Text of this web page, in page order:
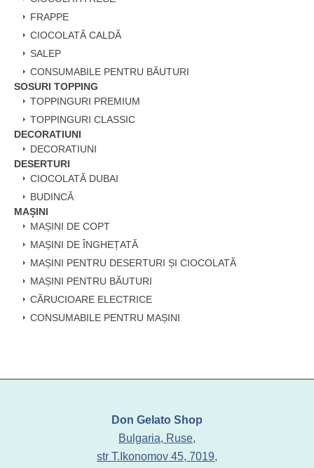
FRAPPE
CIOCOLATĂ CALDĂ
SALEP
CONSUMABILE PENTRU BĂUTURI
SOSURI TOPPING
TOPPINGURI PREMIUM
TOPPINGURI CLASSIC
DECORATIUNI
DECORATIUNI
DESERTURI
CIOCOLATĂ DUBAI
BUDINCĂ
MAȘINI
MAȘINI DE COPT
MAȘINI DE ÎNGHEȚATĂ
MAȘINI PENTRU DESERTURI ȘI CIOCOLATĂ
MAȘINI PENTRU BĂUTURI
CĂRUCIOARE ELECTRICE
CONSUMABILE PENTRU MAȘINI
Don Gelato Shop
Bulgaria, Ruse,
str T.Ikonomov 45, 7019,